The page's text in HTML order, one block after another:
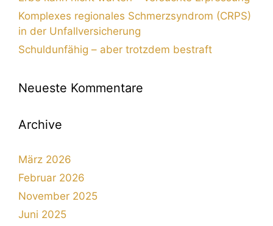
Komplexes regionales Schmerzsyndrom (CRPS)
in der Unfallversicherung
Schuldunfähig – aber trotzdem bestraft
Neueste Kommentare
Archive
März 2026
Februar 2026
November 2025
Juni 2025